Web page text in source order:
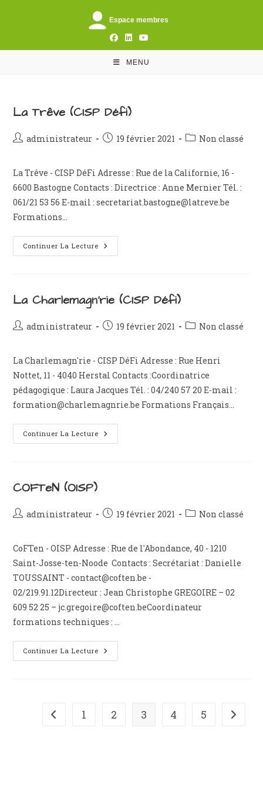
Espace membres
MENU
La Trêve (CISP Défi)
Auteur/autrice
publication :
administrateur
Publication
19 février 2021
PostNon classé
La Trêve - CISP DéFi Adresse : Rue de la Californie, 16 -
6600 Bastogne Contacts : Directrice : Anne Mernier Tél. :
061/21 53 56 E-mail : secretariat.bastogne@latreve.be
Formations…
Continuer La Lecture La
Trêve
La Charlemagn’rie (CISP Défi)
Auteur/autrice
publication :
administrateur
Publication
19 février 2021
PostNon classé
La Charlemagn'rie - CISP DéFi Adresse : Rue Henri
Nottet, 11 - 4040 Herstal Contacts :Coordinatrice
pédagogique : Laura Jacques Tél. : 04/240 57 20 E-mail :
formation@charlemagnrie.be Formations Français…
Continuer La Lecture La
Charlemagn’rie
COFTeN (OISP)
Auteur/autrice
publication :
administrateur
Publication
19 février 2021
PostNon classé
CoFTen - OISP Adresse : Rue de l'Abondance, 40 - 1210
Saint-Josse-ten-Noode Contacts : Secrétariat : Danielle
TOUSSAINT - contact@coften.be -
02/219.91.12Directeur : Jean Christophe GREGOIRE – 02
609 52 25 – jc.gregoire@coften.beCoordinateur
formations techniques : …
Continuer La Lecture COFTeN
(OISP)
Go to the previous page
1 2 3 4 5 Aller à